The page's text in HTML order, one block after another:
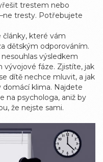
trestem nebo
tresty. Potřebujete
které vám
dětským odporováním.
výsledkem
vývojové fáze. Zjistíte, jak
dítě nechce mluvit, a jak
klima. Najdete
na psychologa, aniž by
že nejste sami.